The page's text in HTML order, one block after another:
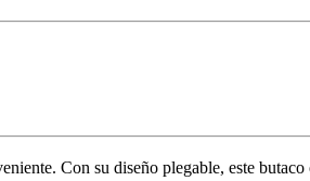
Con su diseño plegable, este